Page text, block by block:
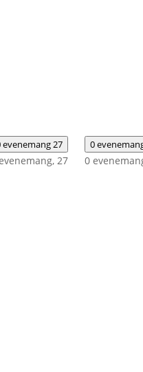
evenemang27
27
0
0